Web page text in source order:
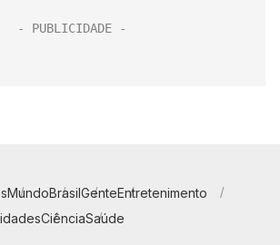
MundoBrasilGenteEntretenimento
CiênciaSaúde